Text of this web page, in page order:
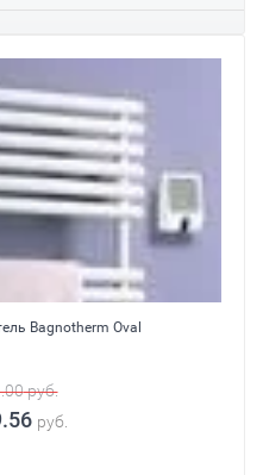
Bagnotherm Oval
руб.
руб.